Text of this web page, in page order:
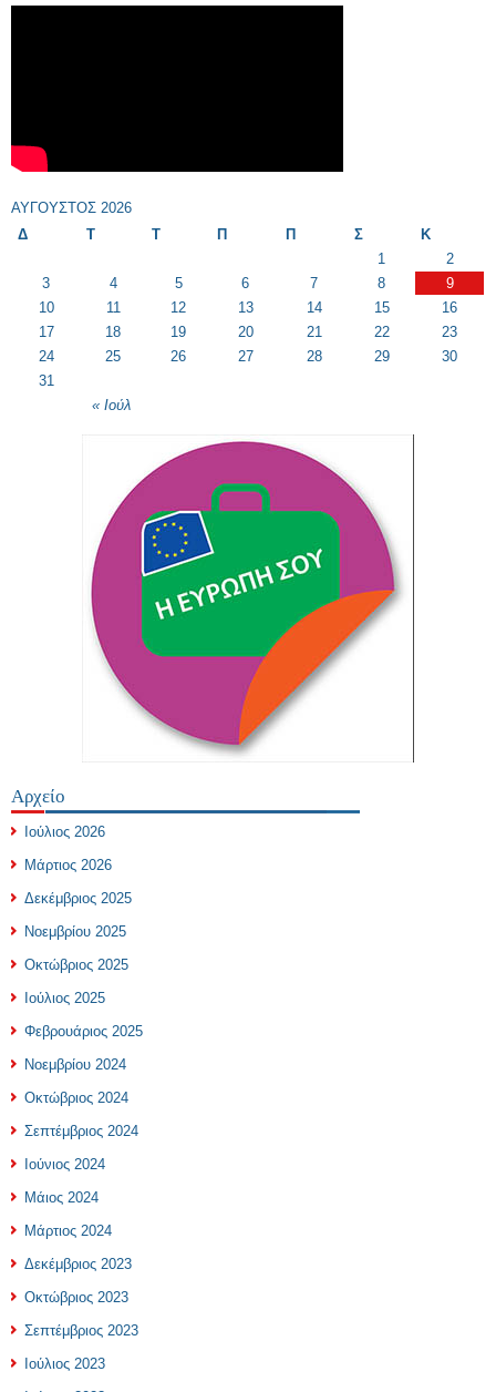
ΑΎΓΟΥΣΤΟΣ 2026
Δ
Τ Τ Π Π Σ Κ
« Ιούλ
1
2
3
4 5 6 7 8
9
10
11 12 13 14 15
16
17
18 19 20 21 22
23
24
25 26 27 28 29
30
31
Αρχείο
Ιούλιος 2026
Μάρτιος 2026
Δεκέμβριος 2025
Νοεμβρίου 2025
Οκτώβριος 2025
Ιούλιος 2025
Φεβρουάριος 2025
Νοεμβρίου 2024
Οκτώβριος 2024
Σεπτέμβριος 2024
Ιούνιος 2024
Μάιος 2024
Μάρτιος 2024
Δεκέμβριος 2023
Οκτώβριος 2023
Σεπτέμβριος 2023
Ιούλιος 2023